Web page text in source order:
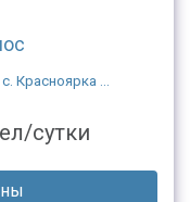
Красноярка ...
сутки